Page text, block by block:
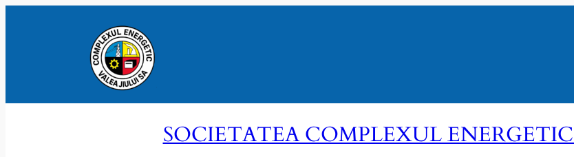
SOCIETATEA COMPLEXUL